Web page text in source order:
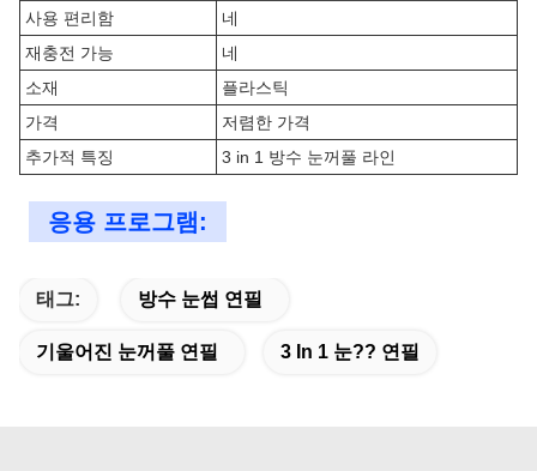
사용 편리함
네
재충전 가능
네
소재
플라스틱
가격
저렴한 가격
추가적 특징
3 in 1 방수 눈꺼풀 라인
응용 프로그램:
태그: 방수 눈썹 연필
기울어진 눈꺼풀 연필 3 In 1 눈?? 연필